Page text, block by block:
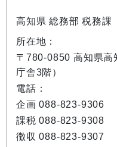
高知県 総務部 税務課
所在地：
〒780-0850 高知県高
庁舎3階）
電話：
企画 088-823-9306
課税 088-823-9308
徴収 088-823-9307